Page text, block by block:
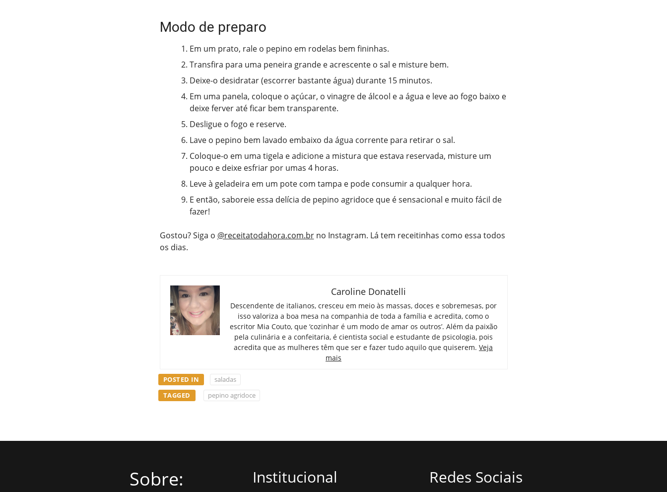
Modo de preparo
Em um prato, rale o pepino em rodelas bem fininhas.
Transfira para uma peneira grande e acrescente o sal e misture bem.
Deixe-o desidratar (escorrer bastante água) durante 15 minutos.
Em uma panela, coloque o açúcar, o vinagre de álcool e a água e leve ao fogo baixo e
deixe ferver até ficar bem transparente.
Desligue o fogo e reserve.
Lave o pepino bem lavado embaixo da água corrente para retirar o sal.
Coloque-o em uma tigela e adicione a mistura que estava reservada, misture um
pouco e deixe esfriar por umas 4 horas.
Leve à geladeira em um pote com tampa e pode consumir a qualquer hora.
E então, saboreie essa delícia de pepino agridoce que é sensacional e muito fácil de
fazer!
Gostou? Siga o @receitatodahora.com.brno Instagram. Lá tem receitinhas como essa todos
os dias.
Caroline Donatelli
Descendente de italianos, cresceu em meio às massas, doces e sobremesas, por
isso valoriza a boa mesa na companhia de toda a família e acredita, como o
escritor Mia Couto, que ‘cozinhar é um modo de amar os outros’. Além da paixão
pela culinária e a confeitaria, é cientista social e estudante de psicologia, pois
acredita que as mulheres têm que ser e fazer tudo aquilo que quiserem. Veja
mais
POSTED IN
saladas
TAGGED
pepino agridoce
Sobre: Institucional Redes Sociais